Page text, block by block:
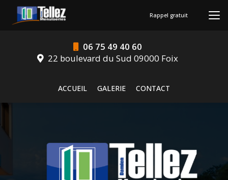
contenu
06 75 49 40 60
22 boulevard du Sud 09000 Foix
ACCUEIL
GALERIE CONTACT
Rappel gratuit